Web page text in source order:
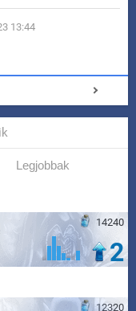
13:44
Legjobbak
14240
2
12320